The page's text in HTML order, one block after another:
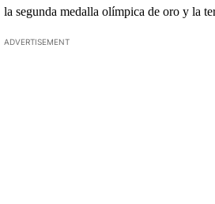
la segunda medalla olímpica de oro y la
ADVERTISEMENT